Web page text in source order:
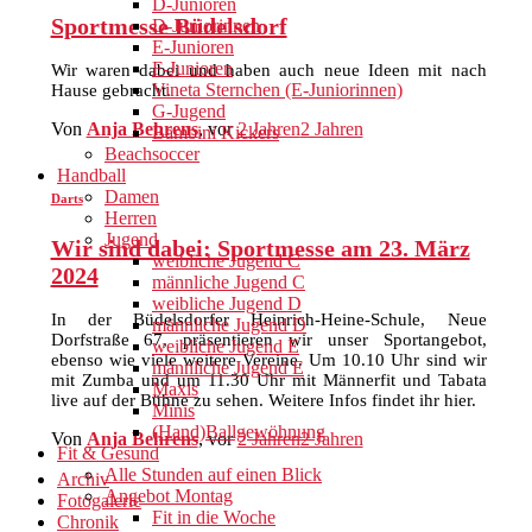
D-Junioren
D-Juniorinnen
E-Junioren
F-Junioren
Vineta Sternchen (E-Juniorinnen)
G-Jugend
Bambini Kickers
Beachsoccer
Handball
Damen
Herren
Jugend
weibliche Jugend C
männliche Jugend C
weibliche Jugend D
männliche Jugend D
weibliche Jugend E
männliche Jugend E
Maxis
Minis
(Hand)Ballgewöhnung
Fit & Gesund
Alle Stunden auf einen Blick
Angebot Montag
Fit in die Woche
Sportmesse Büdelsdorf
Wir waren dabei und haben auch neue Ideen mit nach
Hause gebracht.
Von Anja Behrens, vor2 Jahren2 Jahren
Darts
Wir sind dabei: Sportmesse am 23. März
2024
In der Büdelsdorfer Heinrich-Heine-Schule, Neue
Dorfstraße 67, präsentieren wir unser Sportangebot,
ebenso wie viele weitere Vereine. Um 10.10 Uhr sind wir
mit Zumba und um 11.30 Uhr mit Männerfit und Tabata
live auf der Bühne zu sehen. Weitere Infos findet ihr hier.
Von Anja Behrens, vor2 Jahren2 Jahren
Archiv
Fotogalerie
Chronik